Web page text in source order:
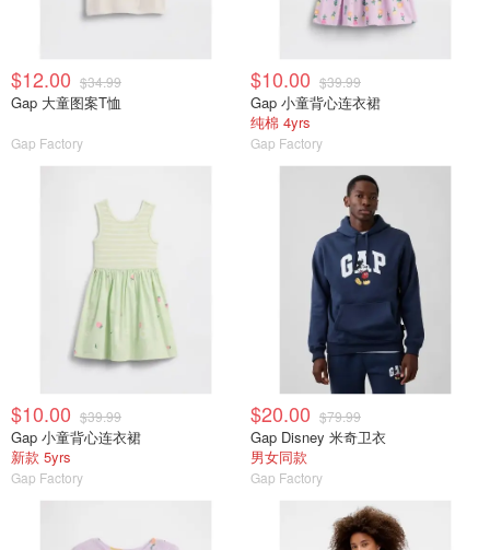
$12.00 $34.99
Gap 大童图案T恤
Gap Factory
$10.00 $39.99
Gap 小童背心连衣裙
纯棉 4yrs
Gap Factory
$10.00 $39.99
Gap 小童背心连衣裙
新款 5yrs
Gap Factory
$20.00 $79.99
Gap Disney 米奇卫衣
男女同款
Gap Factory